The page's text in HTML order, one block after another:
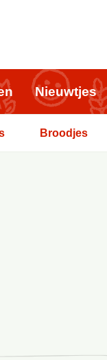
Nieuwtjes
Broodjes